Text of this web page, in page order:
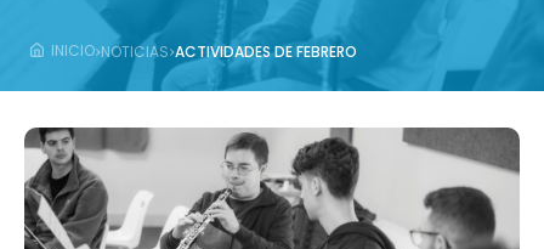
INICIO›NOTICIAS›ACTIVIDADES DE FEBRERO